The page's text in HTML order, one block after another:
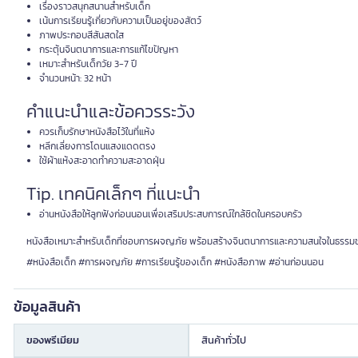
เรื่องราวสนุกสนานสำหรับเด็ก
เน้นการเรียนรู้เกี่ยวกับความเป็นอยู่ของสัตว์
ภาพประกอบสีสันสดใส
กระตุ้นจินตนาการและการแก้ไขปัญหา
เหมาะสำหรับเด็กวัย 3-7 ปี
จำนวนหน้า: 32 หน้า
คำแนะนำและข้อควรระวัง
ควรเก็บรักษาหนังสือไว้ในที่แห้ง
หลีกเลี่ยงการโดนแสงแดดตรง
ใช้ผ้าแห้งสะอาดทำความสะอาดฝุ่น
Tip. เทคนิคเล็กๆ ที่แนะนำ
อ่านหนังสือให้ลูกฟังก่อนนอนเพื่อเสริมประสบการณ์ใกล้ชิดในครอบครัว
หนังสือเหมาะสำหรับเด็กที่ชอบการผจญภัย พร้อมสร้างจินตนาการและความสนใจในธรรม
#หนังสือเด็ก #การผจญภัย #การเรียนรู้ของเด็ก #หนังสือภาพ #อ่านก่อนนอน
ข้อมูลสินค้า
ของพรีเมียม สินค้าทั่วไป